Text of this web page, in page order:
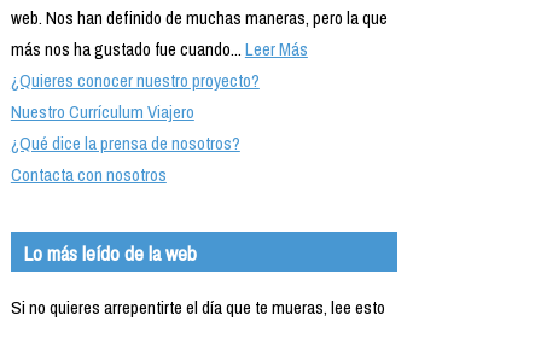
web. Nos han definido de muchas maneras, pero la que
más nos ha gustado fue cuando...Leer Más
¿Quieres conocer nuestro proyecto?
Nuestro Currículum Viajero
¿Qué dice la prensa de nosotros?
Contacta con nosotros
Lo más leído de la web
Si no quieres arrepentirte el día que te mueras, lee esto